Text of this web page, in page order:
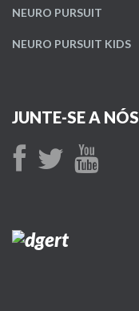
NEURO PURSUIT
NEURO PURSUIT KIDS
JUNTE-SE A NÓS